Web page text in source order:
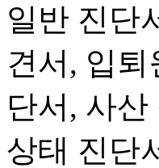
일반 진단
견서, 입
단서, 사
상태 진단